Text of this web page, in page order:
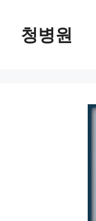
청병원